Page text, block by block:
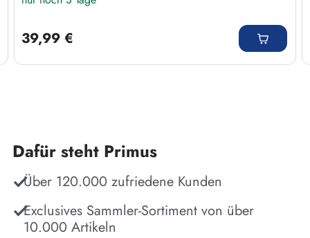
39,99 €
Dafür steht Primus
Über 120.000 zufriedene Kunden
Exclusives Sammler-Sortiment von über
10.000 Artikeln